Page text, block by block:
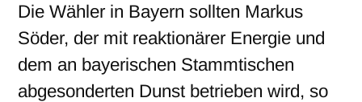
Die Wähler in Bayern sollten Markus
Söder, der mit reaktionärer Energie und
dem an bayerischen Stammtischen
abgesonderten Dunst betrieben wird, so